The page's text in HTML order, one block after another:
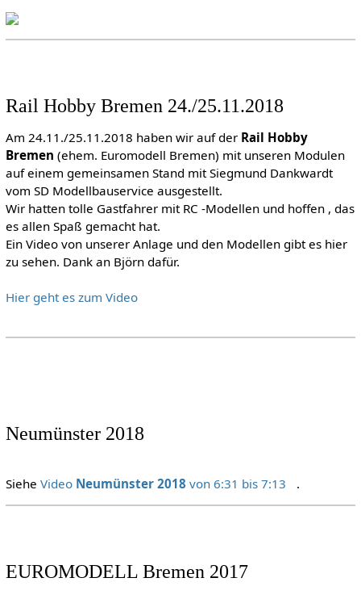
Rail Hobby Bremen 24./25.11.2018
Am 24.11./25.11.2018 haben wir auf der Rail Hobby
Bremen (ehem. Euromodell Bremen) mit unseren Modulen
auf einem gemeinsamen Stand mit Siegmund Dankwardt
vom SD Modellbauservice ausgestellt.
Wir hatten tolle Gastfahrer mit RC -Modellen und hoffen , das
es allen Spaß gemacht hat.
Ein Video von unserer Anlage und den Modellen gibt es hier
zu sehen. Dank an Björn dafür.
Hier geht es zum Video
Neumünster 2018
Siehe Video Neumünster 2018 von 6:31 bis 7:13 .
EUROMODELL Bremen 2017